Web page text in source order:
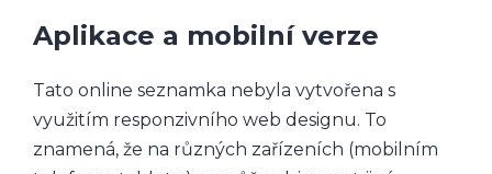
Aplikace a mobilní verze
Tato online seznamka nebyla vytvořena s
využitím responzivního web designu. To
znamená, že na různých zařízeních (mobilním